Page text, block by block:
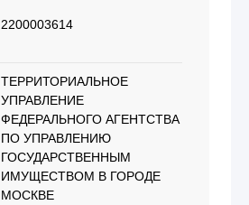
2200003614
ТЕРРИТОРИАЛЬНОЕ
УПРАВЛЕНИЕ
ФЕДЕРАЛЬНОГО АГЕНТСТВА
ПО УПРАВЛЕНИЮ
ГОСУДАРСТВЕННЫМ
ИМУЩЕСТВОМ В ГОРОДЕ
МОСКВЕ